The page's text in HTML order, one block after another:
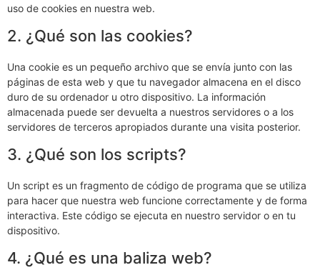
uso de cookies en nuestra web.
2. ¿Qué son las cookies?
Una cookie es un pequeño archivo que se envía junto con las
páginas de esta web y que tu navegador almacena en el disco
duro de su ordenador u otro dispositivo. La información
almacenada puede ser devuelta a nuestros servidores o a los
servidores de terceros apropiados durante una visita posterior.
3. ¿Qué son los scripts?
Un script es un fragmento de código de programa que se utiliza
para hacer que nuestra web funcione correctamente y de forma
interactiva. Este código se ejecuta en nuestro servidor o en tu
dispositivo.
4. ¿Qué es una baliza web?